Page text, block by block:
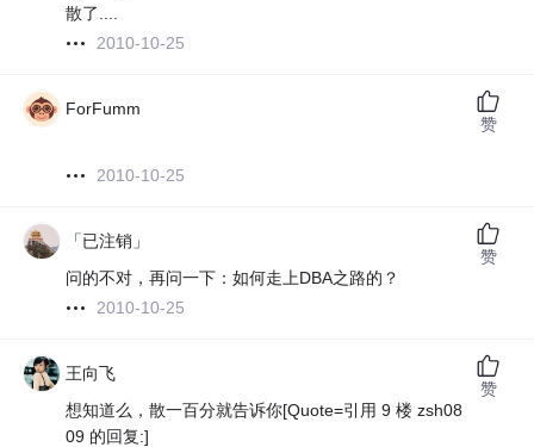
散了....
2010-10-25
ForFumm
2010-10-25
赞
「已注销」
问的不对，再问一下：如何走上DBA之路的？
2010-10-25
赞
王向飞
想知道么，散一百分就告诉你[Quote=引用 9 楼 zsh08
09 的回复:]
赞